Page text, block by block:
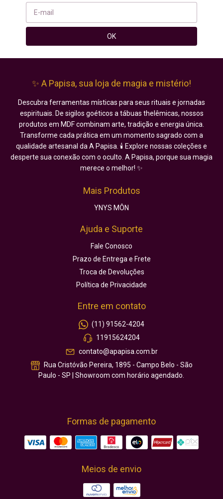
✨ A Papisa, sua loja de magia e mistério!
Descubra ferramentas místicas para seus rituais e jornadas
espirituais. De sigilos goéticos a tábuas thelêmicas, nossos
produtos em MDF combinam arte, tradição e energia única.
Transforme cada prática em um momento sagrado com a
qualidade artesanal da A Papisa. 🕯️ Explore nossas coleções e
desperte sua conexão com o oculto. A Papisa, porque sua magia
merece o melhor! ✨
Mais Produtos
YNYS MÔN
Ajuda e Suporte
Fale Conosco
Prazo de Entrega e Frete
Troca de Devoluções
Política de Privacidade
Entre em contato
(11) 91562-4204
11915624204
contato@apapisa.com.br
Rua Cristóvão Pereira, 1895 - Campo Belo - São
Paulo - SP | Showroom com horário agendado.
Formas de pagamento
Meios de envio